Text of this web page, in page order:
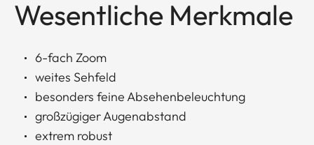
Wesentliche Merkmale
6-fach Zoom
weites Sehfeld
besonders feine Absehenbeleuchtung
großzügiger Augenabstand
extrem robust